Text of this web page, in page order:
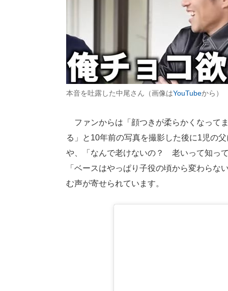
本音を吐露した中尾さん（画像はYouTubeから）
ファンからは「顔つきが柔らかくなって
る」と10年前の写真を撮影した後に1児の
や、「なんで老けないの？ 老いって知っ
「ベースはやっぱり子役の頃から変わら
む声が寄せられています。